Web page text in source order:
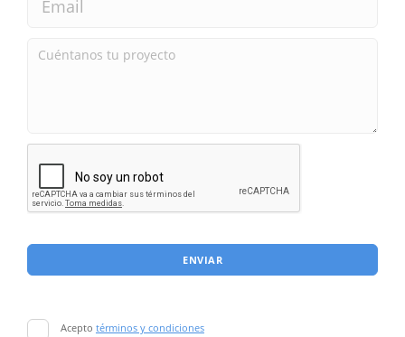
ENVIAR
Acepto términos y condiciones